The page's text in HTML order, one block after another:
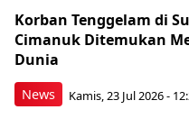
News
Korban Tenggelam di
Cimanuk Ditemukan
Dunia
Kamis, 23 Jul 2026 -